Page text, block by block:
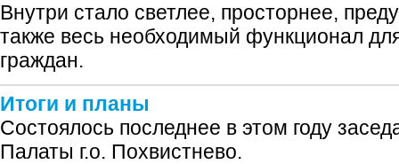
Внутри стало светлее, просторнее,
также весь необходимый функционал
граждан.
Итоги и планы
Состоялось последнее в этом году
Палаты г.о. Похвистнево.